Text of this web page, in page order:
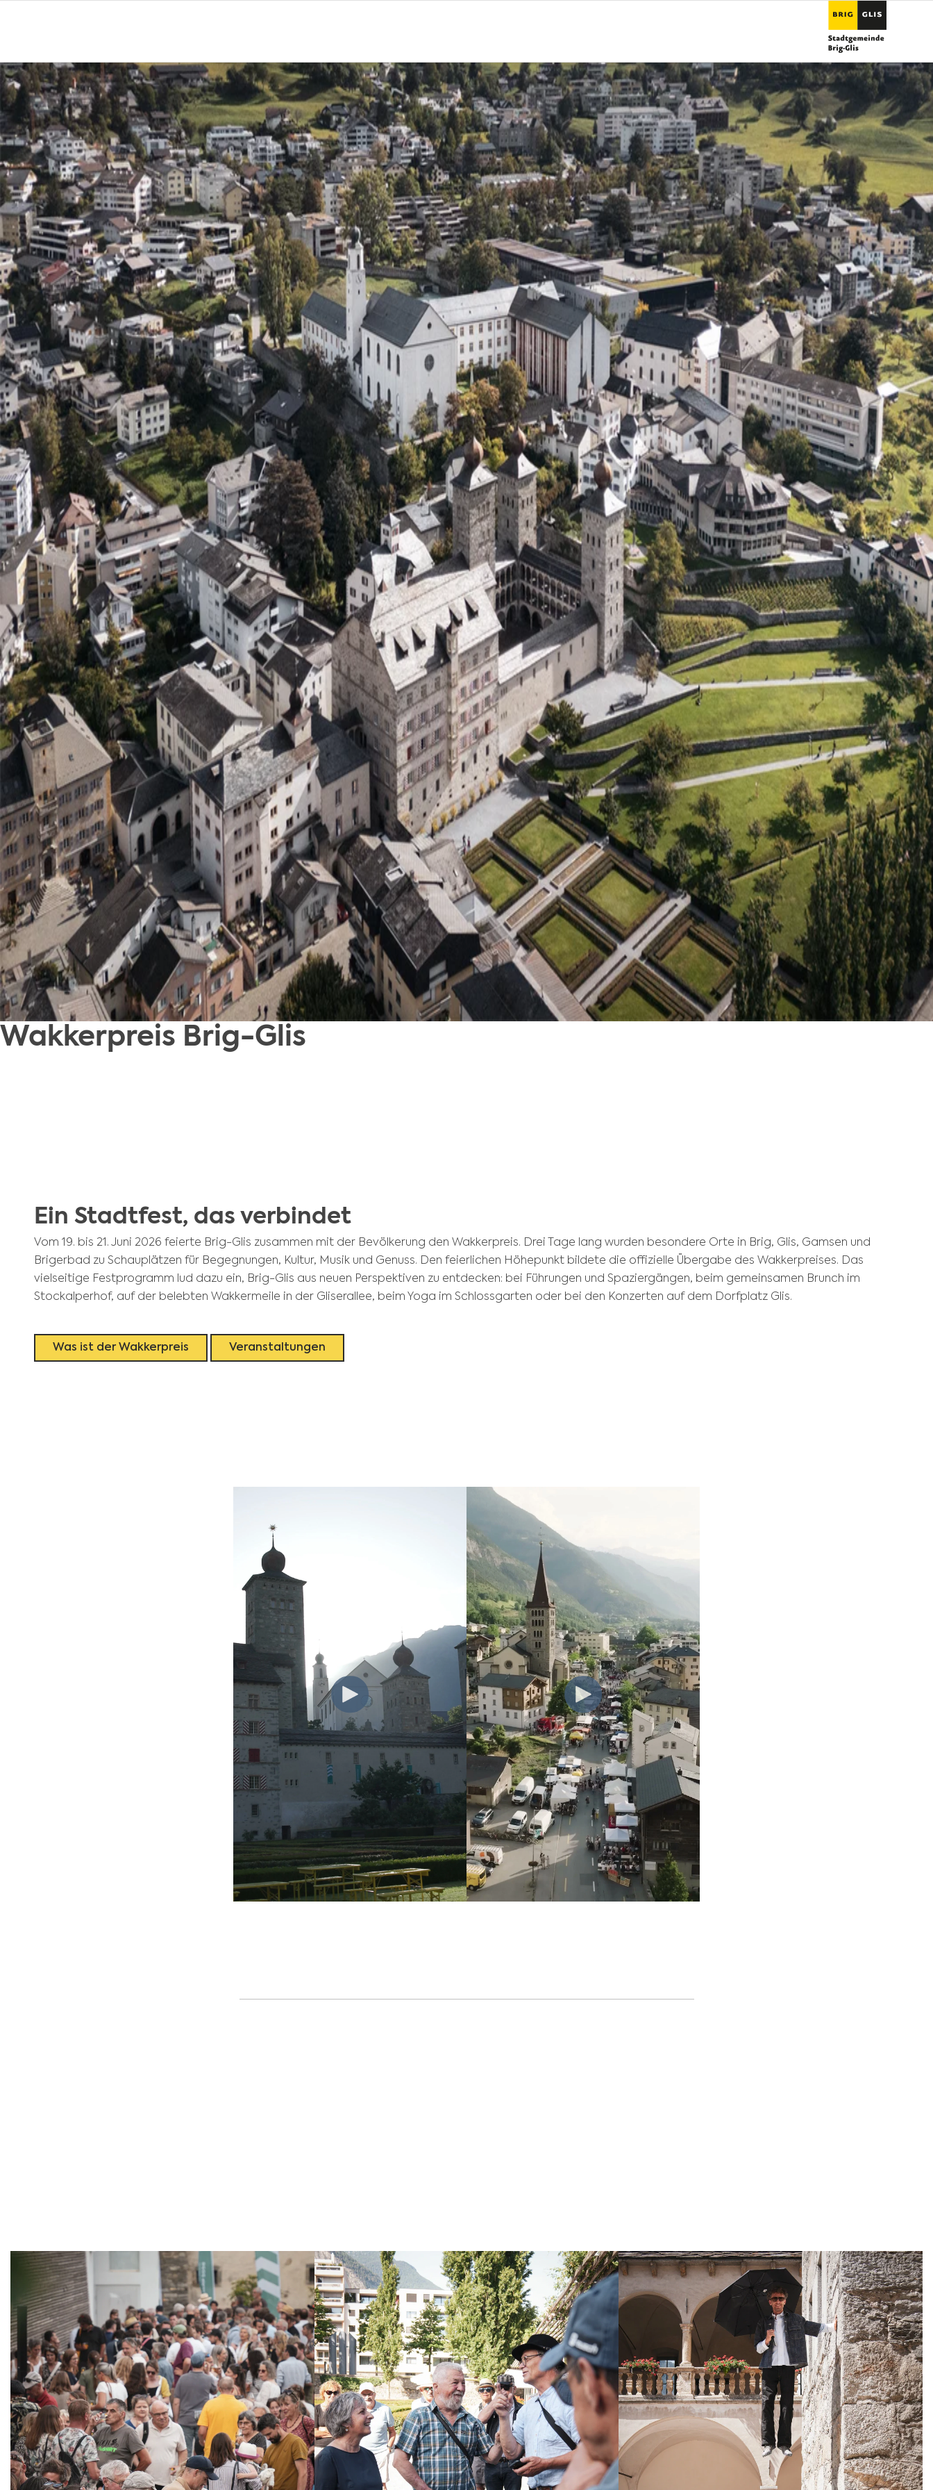
Wakkerpreis Brig-Glis
Ein Stadtfest, das verbindet
Vom 19. bis 21. Juni 2026 feierte Brig-Glis zusammen mit der Bevölkerung den Wakkerpreis. Drei Tage lang wurden besondere Orte in Brig, Glis, Gamsen und
Brigerbad zu Schauplätzen für Begegnungen, Kultur, Musik und Genuss. Den feierlichen Höhepunkt bildete die offizielle Übergabe des Wakkerpreises. Das
vielseitige Festprogramm lud dazu ein, Brig-Glis aus neuen Perspektiven zu entdecken: bei Führungen und Spaziergängen, beim gemeinsamen Brunch im
Stockalperhof, auf der belebten Wakkermeile in der Gliserallee, beim Yoga im Schlossgarten oder bei den Konzerten auf dem Dorfplatz Glis.
Was ist der Wakkerpreis Veranstaltungen